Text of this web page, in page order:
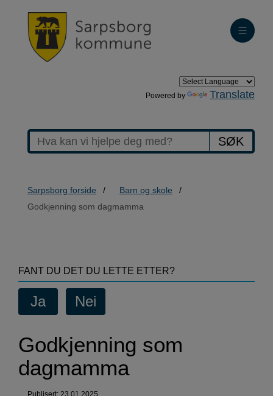
Powered by Translate
SØK
Sarpsborg forside
Barn og skole
Godkjenning som dagmamma
som
dagmamma
FANT DU DET DU LETTE ETTER?
Godkjenning som
dagmamma
Publisert: 23.01.2025